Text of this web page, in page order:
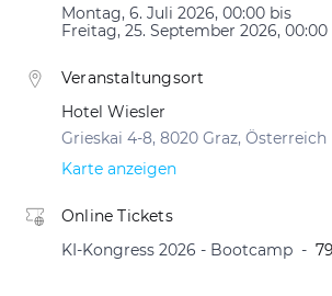
Montag, 6. Juli 2026, 00:00 bis
Freitag, 25. September 2026, 00:00
Veranstaltungsort
Hotel Wiesler
Grieskai 4-8, 8020 Graz, Österreich
Karte anzeigen
Online Tickets
KI-Kongress 2026 - Bootcamp